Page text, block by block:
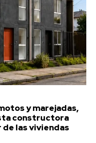
y marejadas,
constructora
las viviendas